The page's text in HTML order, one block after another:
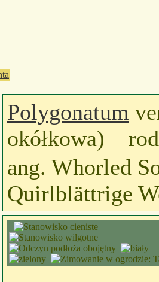
Polygonatum
okółkowa)
ang. Whorled
Quirlblättrige